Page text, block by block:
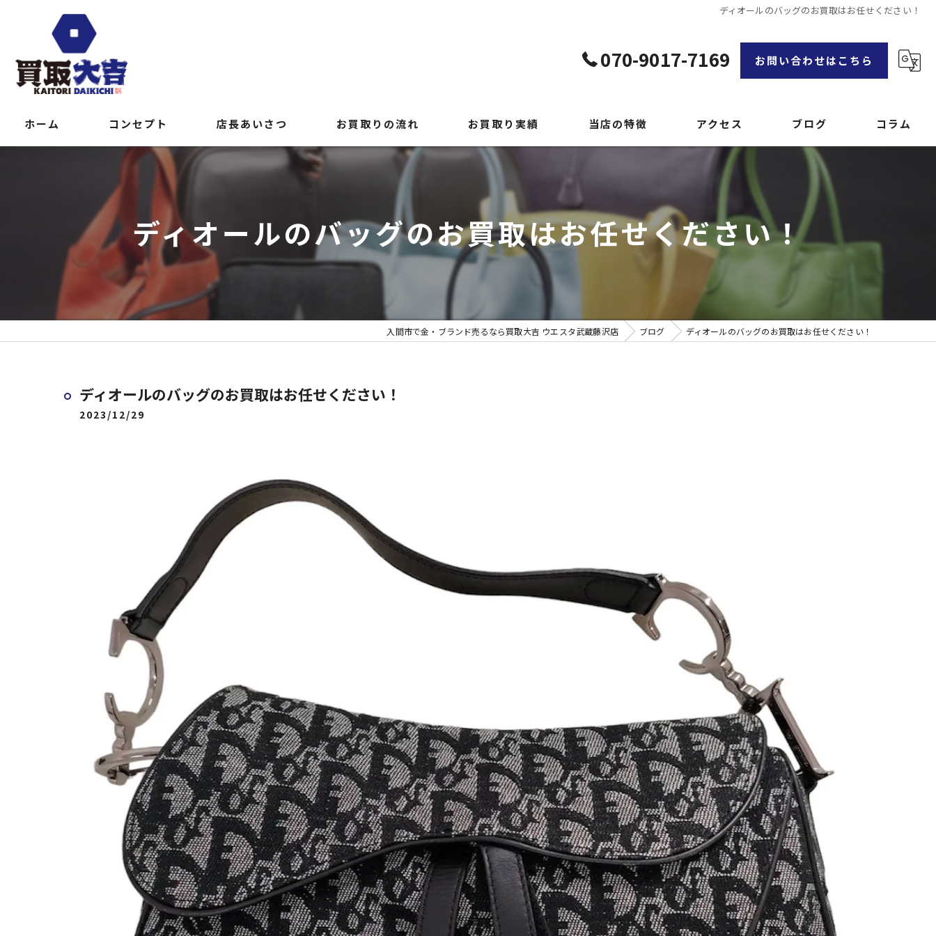
ディオールのバッグのお買取はお任せください！
070-9017-7169 お問い合わせはこちら
ホーム コンセプト 店長あいさつ お買取りの流れ お買取り実績 当店の特徴
時計
ブランド品
不用品買取・遺品整理
アクセス
漫画特集
ブログ コラム
ディオールのバッグのお買取はお任せください！
入間市で金・ブランド売るなら買取大吉 ウエスタ武蔵藤沢店 ブログ ディオールのバッグのお買取はお任せください！
ディオールのバッグのお買取はお任せください！
2023/12/29